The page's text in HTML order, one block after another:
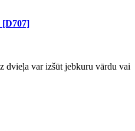
dvieļa var izšūt jebkuru vārdu vai